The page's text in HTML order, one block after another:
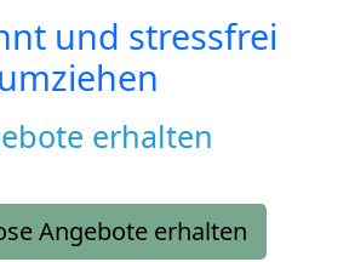
und stressfrei
umziehen
erhalten
Angebote erhalten